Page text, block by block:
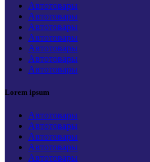
Автотовары
Автотовары
Автотовары
Автотовары
Автотовары
Автотовары
Автотовары
Lorem ipsum
Автотовары
Автотовары
Автотовары
Автотовары
Автотовары